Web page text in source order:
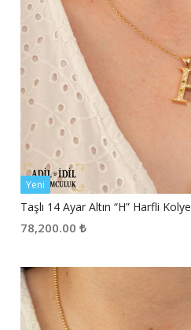
Yeni
Taşlı 14 Ayar Altın “H” Harfli Kolye
78,200.00 ₺